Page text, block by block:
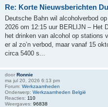
Re: Korte Nieuwsberichten
Deutsche Bahn wil alcoholverbod
2026 om 12:15 uur BERLIJN – Het
het drinken van alcohol op stations
er al zo’n verbod, maar vanaf 15
circa 5400 s...
door Ronnie
ma jul 20, 2026 6:13 pm
Forum: Werkzaamheden
Onderwerp: Werkzaamheden België
Reacties: 110
Weergaves: 96838